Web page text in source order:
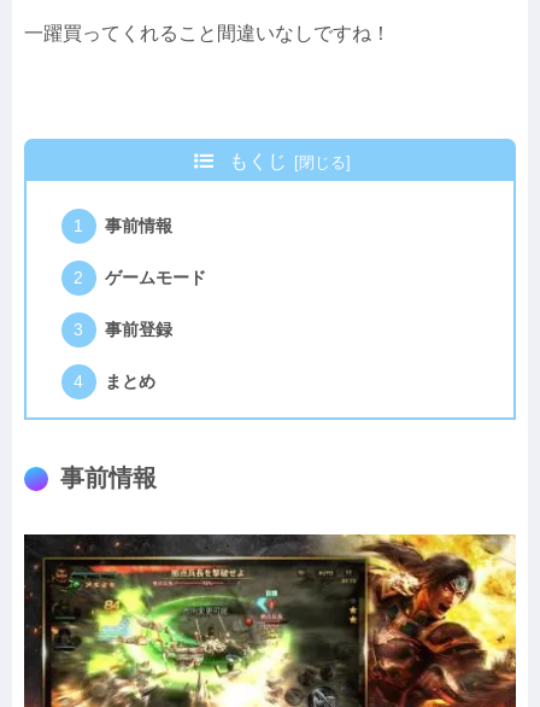
一躍買ってくれること間違いなしですね！
もくじ
事前情報
ゲームモード
事前登録
まとめ
事前情報